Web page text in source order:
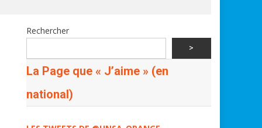
Rechercher
>
La Page que « J’aime » (en
national)